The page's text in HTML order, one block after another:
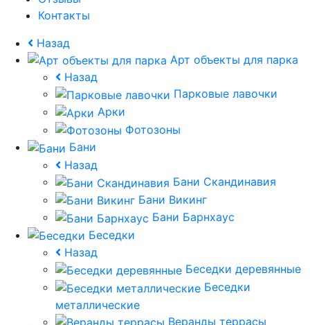
Контакты
Назад
Арт объекты для парка
Назад
Парковые лавочки
Арки
Фотозоны
Бани
Назад
Бани Скандинавия
Бани Викинг
Бани Барнхаус
Беседки
Назад
Беседки деревянные
Беседки
металлические
Веранды террасы